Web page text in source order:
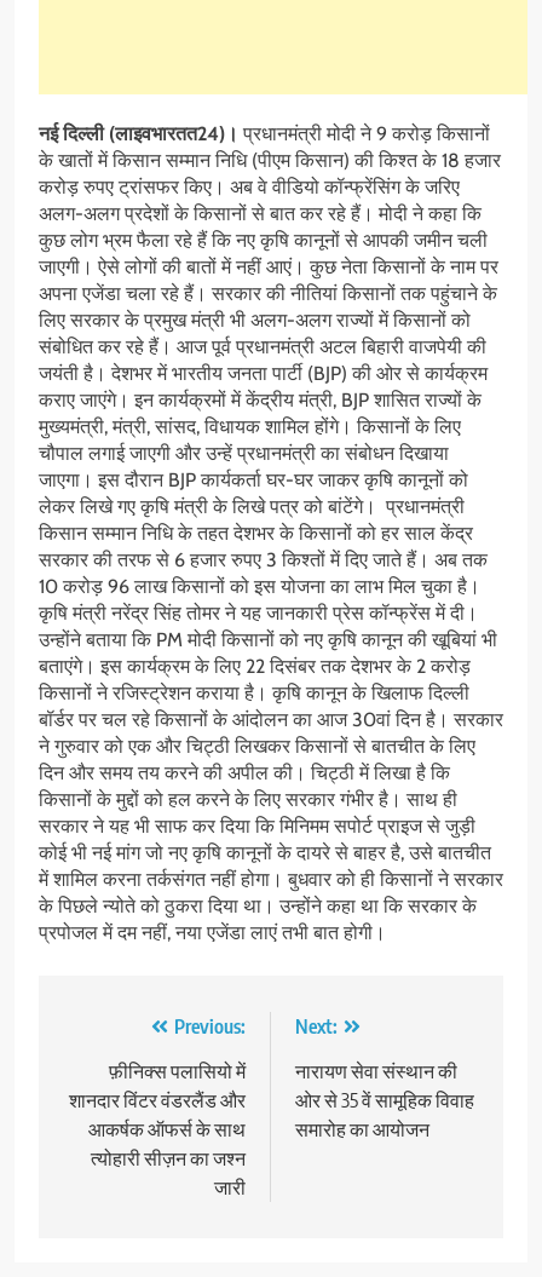
नई दिल्ली (लाइवभारतत24)। प्रधानमंत्री मोदी ने 9 करोड़ किसानों
के खातों में किसान सम्मान निधि (पीएम किसान) की किश्त के 18 हजार
करोड़ रुपए ट्रांसफर किए। अब वे वीडियो कॉन्फ्रेंसिंग के जरिए
अलग-अलग प्रदेशों के किसानों से बात कर रहे हैं। मोदी ने कहा कि
कुछ लोग भ्रम फैला रहे हैं कि नए कृषि कानूनों से आपकी जमीन चली
जाएगी। ऐसे लोगों की बातों में नहीं आएं। कुछ नेता किसानों के नाम पर
अपना एजेंडा चला रहे हैं। सरकार की नीतियां किसानों तक पहुंचाने के
लिए सरकार के प्रमुख मंत्री भी अलग-अलग राज्यों में किसानों को
संबोधित कर रहे हैं। आज पूर्व प्रधानमंत्री अटल बिहारी वाजपेयी की
जयंती है। देशभर में भारतीय जनता पार्टी (BJP) की ओर से कार्यक्रम
कराए जाएंगे। इन कार्यक्रमों में केंद्रीय मंत्री, BJP शासित राज्यों के
मुख्यमंत्री, मंत्री, सांसद, विधायक शामिल होंगे। किसानों के लिए
चौपाल लगाई जाएगी और उन्हें प्रधानमंत्री का संबोधन दिखाया
जाएगा। इस दौरान BJP कार्यकर्ता घर-घर जाकर कृषि कानूनों को
लेकर लिखे गए कृषि मंत्री के लिखे पत्र को बांटेंगे। प्रधानमंत्री
किसान सम्मान निधि के तहत देशभर के किसानों को हर साल केंद्र
सरकार की तरफ से 6 हजार रुपए 3 किश्तों में दिए जाते हैं। अब तक
10 करोड़ 96 लाख किसानों को इस योजना का लाभ मिल चुका है।
कृषि मंत्री नरेंद्र सिंह तोमर ने यह जानकारी प्रेस कॉन्फ्रेंस में दी।
उन्होंने बताया कि PM मोदी किसानों को नए कृषि कानून की खूबियां भी
बताएंगे। इस कार्यक्रम के लिए 22 दिसंबर तक देशभर के 2 करोड़
किसानों ने रजिस्ट्रेशन कराया है। कृषि कानून के खिलाफ दिल्ली
बॉर्डर पर चल रहे किसानों के आंदोलन का आज 30वां दिन है। सरकार
ने गुरुवार को एक और चिट्ठी लिखकर किसानों से बातचीत के लिए
दिन और समय तय करने की अपील की। चिट्ठी में लिखा है कि
किसानों के मुद्दों को हल करने के लिए सरकार गंभीर है। साथ ही
सरकार ने यह भी साफ कर दिया कि मिनिमम सपोर्ट प्राइज से जुड़ी
कोई भी नई मांग जो नए कृषि कानूनों के दायरे से बाहर है, उसे बातचीत
में शामिल करना तर्कसंगत नहीं होगा। बुधवार को ही किसानों ने सरकार
के पिछले न्योते को ठुकरा दिया था। उन्होंने कहा था कि सरकार के
प्रपोजल में दम नहीं, नया एजेंडा लाएं तभी बात होगी।
navigation
Previous:
फ़ीनिक्स पलासियो में
शानदार विंटर वंडरलैंड और
आकर्षक ऑफर्स के साथ
त्योहारी सीज़न का जश्‍न
जारी
Next:
नारायण सेवा संस्थान की
ओर से 35 वें सामूहिक विवाह
समारोह का आयोजन